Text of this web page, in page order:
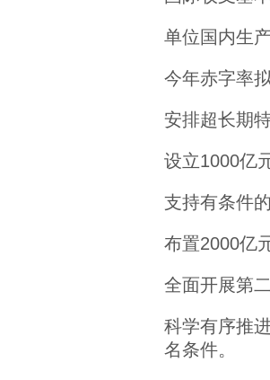
单位国内生
今年赤字率
安排超长期
设立1000亿
支持有条件
布置2000亿
全面开展第
科学有序推
名条件。